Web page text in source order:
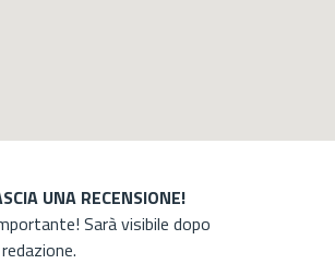
UNA RECENSIONE!
Sarà visibile dopo